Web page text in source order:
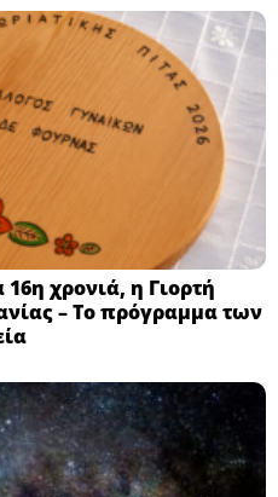
χρονιά, η Γιορτή
– Το πρόγραμμα των